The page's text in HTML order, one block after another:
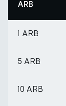
ARB
1 ARB
5 ARB
10 ARB